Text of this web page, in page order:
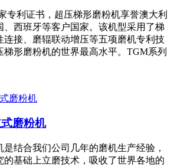
专利证书，超压梯形磨粉机享誉澳大利
、西班牙等客户国家。该机型采用了梯
连接、磨辊联动增压等五项磨机专利技
梯形磨粉机的世界最高水平。TGM系列
磨粉机
是结合我们公司几年的磨机生产经验，
的基础上立磨技术，吸收了世界各地的